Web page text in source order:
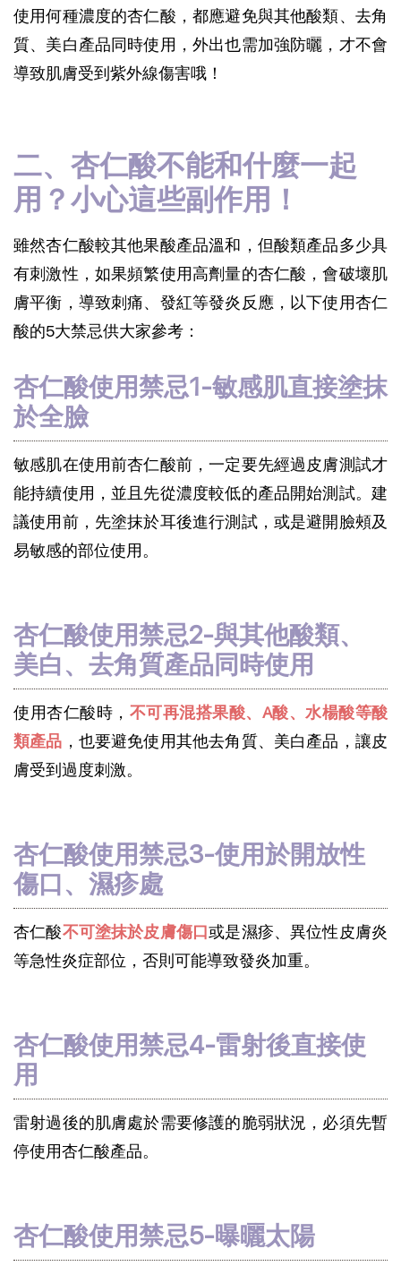
使用何種濃度的杏仁酸，都應避免與其他酸類、去角
質、美白產品同時使用，外出也需加強防曬，才不會
導致肌膚受到紫外線傷害哦！
二、杏仁酸不能和什麼一起
用？小心這些副作用！
雖然杏仁酸較其他果酸產品溫和，但酸類產品多少具
有刺激性，如果頻繁使用高劑量的杏仁酸，會破壞肌
膚平衡，導致刺痛、發紅等發炎反應，以下使用杏仁
酸的5大禁忌供大家參考：
杏仁酸使用禁忌1-敏感肌直接塗抹
於全臉
敏感肌在使用前杏仁酸前，一定要先經過皮膚測試才
能持續使用，並且先從濃度較低的產品開始測試。建
議使用前，先塗抹於耳後進行測試，或是避開臉頰及
易敏感的部位使用。
杏仁酸使用禁忌2-與其他酸類、
美白、去角質產品同時使用
使用杏仁酸時， 不可再混搭果酸、A酸、水楊酸等酸
類產品 ，也要避免使用其他去角質、美白產品，讓皮
膚受到過度刺激。
杏仁酸使用禁忌3-使用於開放性
傷口、濕疹處
杏仁酸不可塗抹於皮膚傷口或是濕疹、異位性皮膚炎
等急性炎症部位，否則可能導致發炎加重。
杏仁酸使用禁忌4-雷射後直接使
用
雷射過後的肌膚處於需要修護的脆弱狀況，必須先暫
停使用杏仁酸產品。
杏仁酸使用禁忌5-曝曬太陽